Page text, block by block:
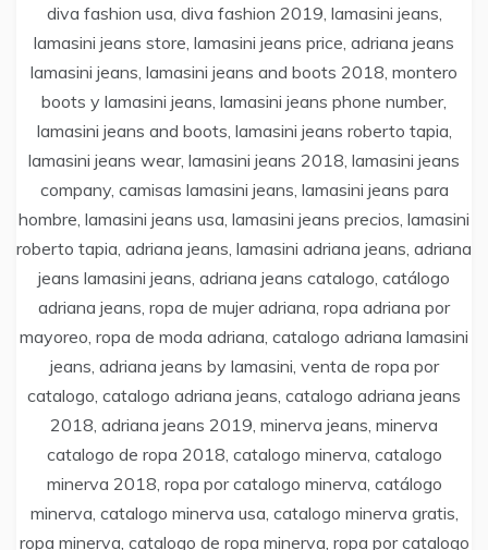
diva fashion usa, diva fashion 2019, lamasini jeans,
lamasini jeans store, lamasini jeans price, adriana jeans
lamasini jeans, lamasini jeans and boots 2018, montero
boots y lamasini jeans, lamasini jeans phone number,
lamasini jeans and boots, lamasini jeans roberto tapia,
lamasini jeans wear, lamasini jeans 2018, lamasini jeans
company, camisas lamasini jeans, lamasini jeans para
hombre, lamasini jeans usa, lamasini jeans precios, lamasini
roberto tapia, adriana jeans, lamasini adriana jeans, adriana
jeans lamasini jeans, adriana jeans catalogo, catálogo
adriana jeans, ropa de mujer adriana, ropa adriana por
mayoreo, ropa de moda adriana, catalogo adriana lamasini
jeans, adriana jeans by lamasini, venta de ropa por
catalogo, catalogo adriana jeans, catalogo adriana jeans
2018, adriana jeans 2019, minerva jeans, minerva
catalogo de ropa 2018, catalogo minerva, catalogo
minerva 2018, ropa por catalogo minerva, catálogo
minerva, catalogo minerva usa, catalogo minerva gratis,
ropa minerva, catalogo de ropa minerva, ropa por catalogo